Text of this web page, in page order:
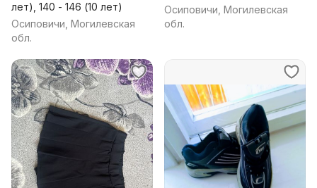
лет), 140 - 146 (10 лет)
Осиповичи, Могилевская
обл.
Осиповичи, Могилевская
обл.